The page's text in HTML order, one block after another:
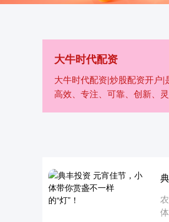
大牛时代配资
大牛时代配资|炒股配资开户
高效、专注、可靠、创新、